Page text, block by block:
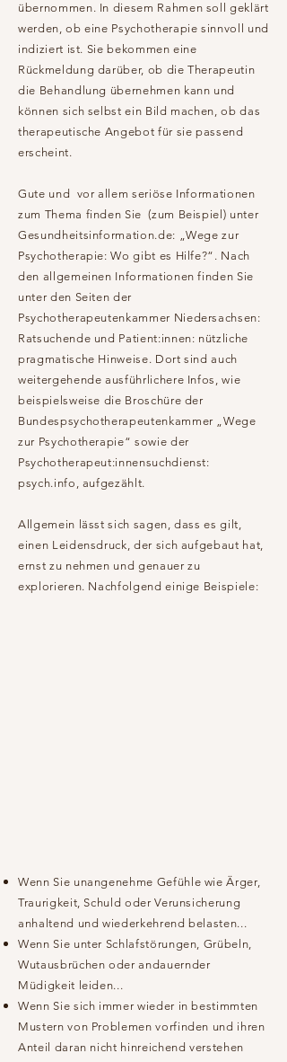
übernommen. In diesem Rahmen soll geklärt
werden, ob eine Psychotherapie sinnvoll und
indiziert ist. Sie bekommen eine
Rückmeldung darüber, ob die Therapeutin
die Behandlung übernehmen kann und
können sich selbst ein Bild machen, ob das
therapeutische Angebot für sie passend
erscheint.
Gute und vor allem seriöse Informationen
zum Thema finden Sie (zum Beispiel) unter
Gesundheitsinformation.de: „Wege zur
Psychotherapie: Wo gibt es Hilfe?“. Nach
den allgemeinen Informationen finden Sie
unter den Seiten der
Psychotherapeutenkammer Niedersachsen:
Ratsuchende und Patient:innen: nützliche
pragmatische Hinweise. Dort sind auch
weitergehende ausführlichere Infos, wie
beispielsweise die Broschüre der
Bundespsychotherapeutenkammer „Wege
zur Psychotherapie“ sowie der
Psychotherapeut:innensuchdienst:
psych.info, aufgezählt.
Allgemein lässt sich sagen, dass es gilt,
einen Leidensdruck, der sich aufgebaut hat,
ernst zu nehmen und genauer zu
explorieren. Nachfolgend einige Beispiele:
Wenn Sie unangenehme Gefühle wie Ärger,
Traurigkeit, Schuld oder Verunsicherung
anhaltend und wiederkehrend belasten...
Wenn Sie unter Schlafstörungen, Grübeln,
Wutausbrüchen oder andauernder
Müdigkeit leiden...
Wenn Sie sich immer wieder in bestimmten
Mustern von Problemen vorfinden und ihren
Anteil daran nicht hinreichend verstehen